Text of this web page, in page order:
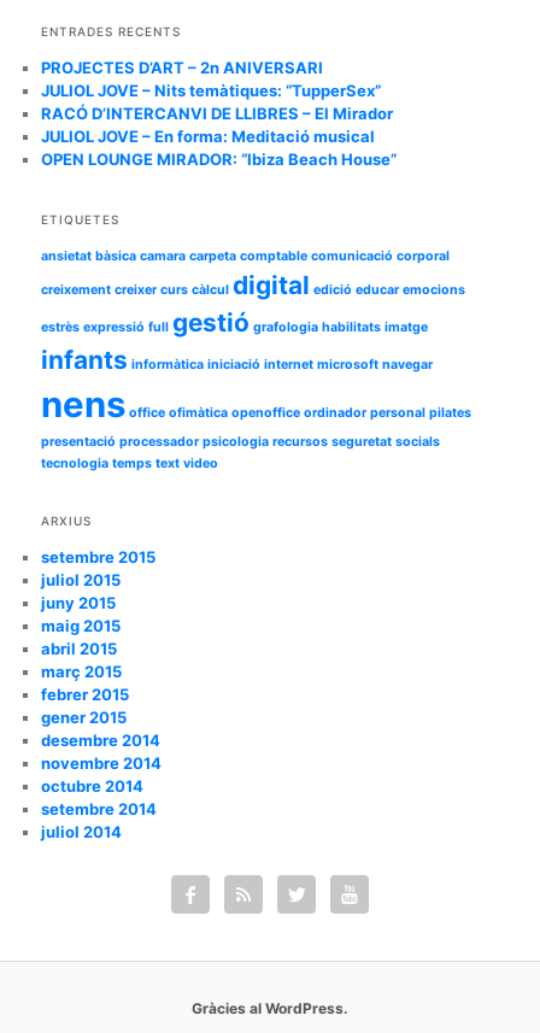
c
ENTRADES RECENTS
PROJECTES D’ART – 2n ANIVERSARI
JULIOL JOVE – Nits temàtiques: “TupperSex”
RACÓ D’INTERCANVI DE LLIBRES – El Mirador
JULIOL JOVE – En forma: Meditació musical
OPEN LOUNGE MIRADOR: “Ibiza Beach House”
ETIQUETES
ansietat bàsica camara carpeta comptable comunicació corporal
creixement creixer curs càlcul digital edició educar emocions
estrès expressió full gestió grafologia habilitats imatge
infants informàtica iniciació internet microsoft navegar
nens office ofimàtica openoffice ordinador personal pilates
presentació processador psicologia recursos seguretat socials
tecnologia temps text video
ARXIUS
setembre 2015
juliol 2015
juny 2015
maig 2015
abril 2015
març 2015
febrer 2015
gener 2015
desembre 2014
novembre 2014
octubre 2014
setembre 2014
juliol 2014
   
Gràcies al WordPress.